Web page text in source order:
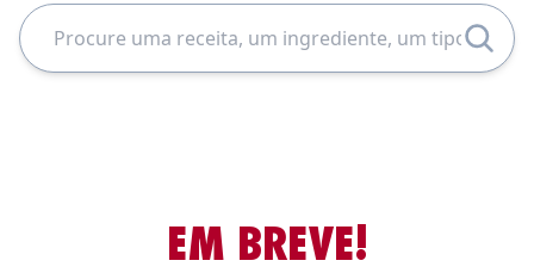
EM BREVE!